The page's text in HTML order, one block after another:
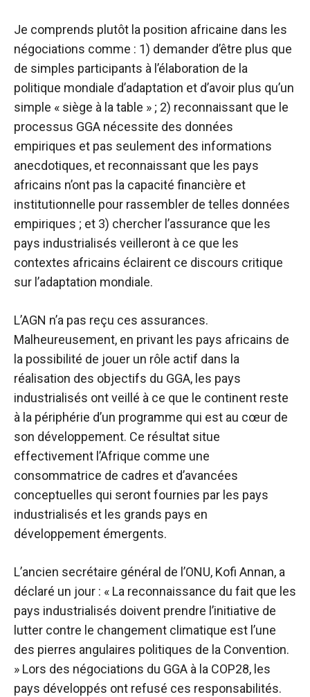
Je comprends plutôt la position africaine dans les
négociations comme : 1) demander d’être plus que
de simples participants à l’élaboration de la
politique mondiale d’adaptation et d’avoir plus qu’un
simple « siège à la table » ; 2) reconnaissant que le
processus GGA nécessite des données
empiriques et pas seulement des informations
anecdotiques, et reconnaissant que les pays
africains n’ont pas la capacité financière et
institutionnelle pour rassembler de telles données
empiriques ; et 3) chercher l’assurance que les
pays industrialisés veilleront à ce que les
contextes africains éclairent ce discours critique
sur l’adaptation mondiale.
L’AGN n’a pas reçu ces assurances.
Malheureusement, en privant les pays africains de
la possibilité de jouer un rôle actif dans la
réalisation des objectifs du GGA, les pays
industrialisés ont veillé à ce que le continent reste
à la périphérie d’un programme qui est au cœur de
son développement. Ce résultat situe
effectivement l’Afrique comme une
consommatrice de cadres et d’avancées
conceptuelles qui seront fournies par les pays
industrialisés et les grands pays en
développement émergents.
L’ancien secrétaire général de l’ONU, Kofi Annan, a
déclaré un jour : « La reconnaissance du fait que les
pays industrialisés doivent prendre l’initiative de
lutter contre le changement climatique est l’une
des pierres angulaires politiques de la Convention.
» Lors des négociations du GGA à la COP28, les
pays développés ont refusé ces responsabilités.